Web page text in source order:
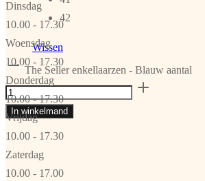
42
Wissen
The Seller enkellaarzen - Blauw aantal
In winkelmand
Dinsdag
10.00 - 17.30
Woensdag
10.00 - 17.30
Donderdag
10.00 - 17.30
Vrijdag
10.00 - 17.30
Zaterdag
10.00 - 17.00